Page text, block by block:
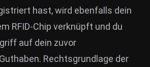
hast, wird ebenfalls dein
RFID-Chip verknüpft und du
auf dein zuvor
Rechtsgrundlage der